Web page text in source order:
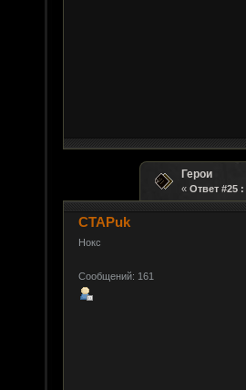
Герои
« Ответ #25 :
CTAPuk
Нокс
Сообщений: 161